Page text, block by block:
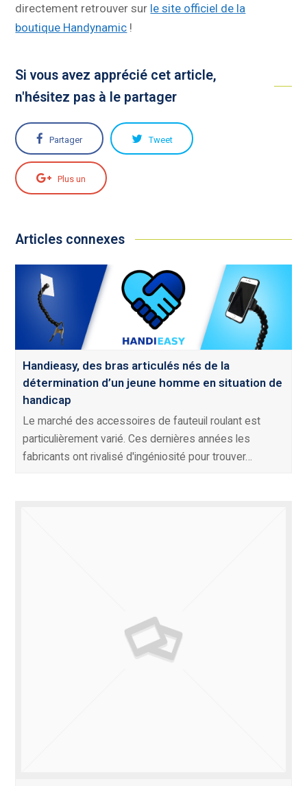
directement retrouver sur le site officiel de la
boutique Handynamic !
Si vous avez apprécié cet article,
n'hésitez pas à le partager
Partager Tweet
Plus un
Articles connexes
Handieasy, des bras articulés nés de la
détermination d’un jeune homme en situation de
handicap
Le marché des accessoires de fauteuil roulant est
particulièrement varié. Ces dernières années les
fabricants ont rivalisé d'ingéniosité pour trouver…